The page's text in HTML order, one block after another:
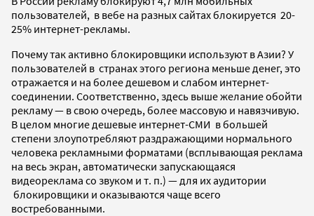
пользователей, в вебе на разных сайтах блокируется 20-
25% интернет-рекламы.
Почему так активно блокировщики используют в Азии? У
пользователей в странах этого региона меньше денег, это
отражается и на более дешевом и слабом интернет-
соединении. Соответственно, здесь выше желание обойти
рекламу — в свою очередь, более массовую и навязчивую.
В целом многие дешевые интернет-СМИ в большей
степени злоупотребляют раздражающими нормального
человека рекламными форматами (всплывающая реклама
на весь экран, автоматически запускающаяся
видеореклама со звуком и т. п.) — для их аудитории
блокировщики и оказываются чаще всего
востребованными.